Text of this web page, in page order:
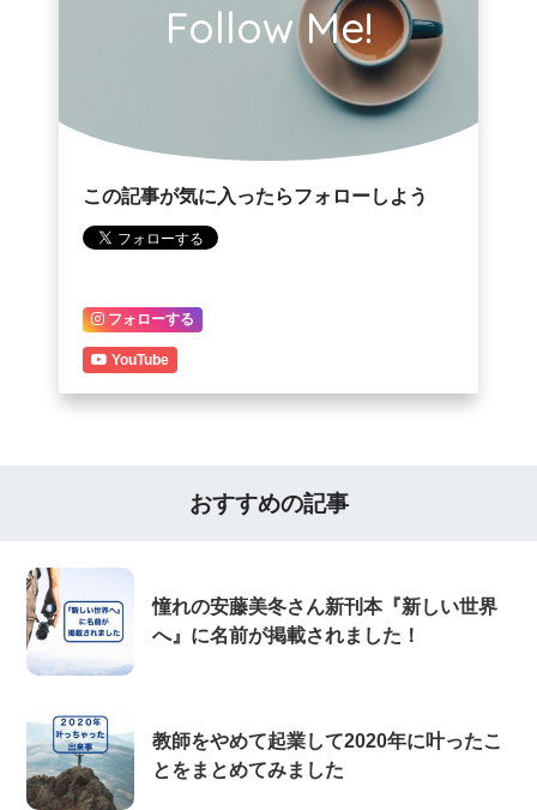
Follow Me!
この記事が気に入ったらフォローしよう
フォローする
YouTube
おすすめの記事
憧れの安藤美冬さん新刊本『新しい世界
へ』に名前が掲載されました！
教師をやめて起業して2020年に叶ったこ
とをまとめてみました